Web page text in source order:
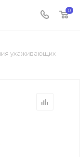
0
ухаживающих